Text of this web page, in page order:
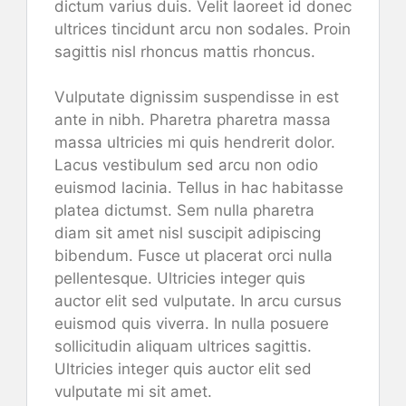
dictum varius duis. Velit laoreet id donec
ultrices tincidunt arcu non sodales. Proin
sagittis nisl rhoncus mattis rhoncus.
Vulputate dignissim suspendisse in est
ante in nibh. Pharetra pharetra massa
massa ultricies mi quis hendrerit dolor.
Lacus vestibulum sed arcu non odio
euismod lacinia. Tellus in hac habitasse
platea dictumst. Sem nulla pharetra
diam sit amet nisl suscipit adipiscing
bibendum. Fusce ut placerat orci nulla
pellentesque. Ultricies integer quis
auctor elit sed vulputate. In arcu cursus
euismod quis viverra. In nulla posuere
sollicitudin aliquam ultrices sagittis.
Ultricies integer quis auctor elit sed
vulputate mi sit amet.